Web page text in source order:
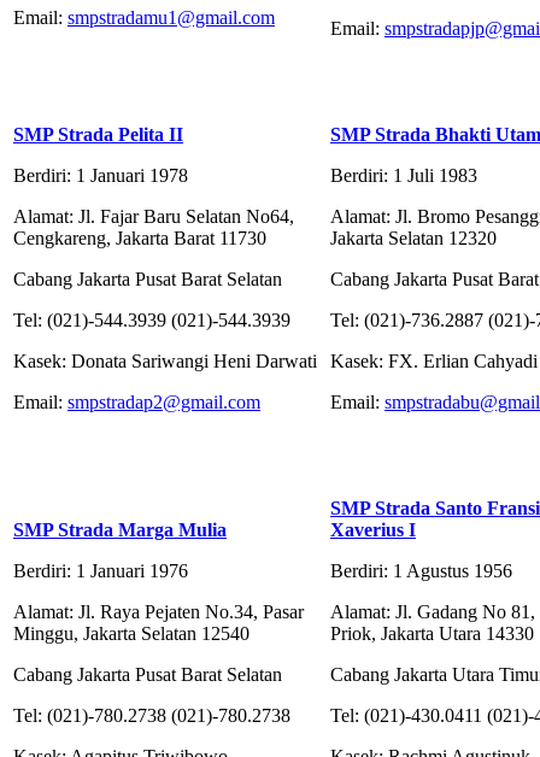
Email: smpstradamu1@gmail.com
Email:
SMP Strada Pelita II
Berdiri: 1 Januari 1978
Alamat: Jl. Fajar Baru Selatan No64,
Cengkareng, Jakarta Barat 11730
Cabang Jakarta Pusat Barat Selatan
Tel: (021)-544.3939 (021)-544.3939
Kasek: Donata Sariwangi Heni Darwati
Email: smpstradap2@gmail.com
SMP Strada Bhakti
Berdiri: 1 Juli 1983
Alamat: Jl. Bromo
Jakarta Selatan 12320
Cabang Jakarta Pusat
Tel: (021)-736.2887 (021)-
Kasek: FX. Erlian Cahyadi
Email:
SMP Strada Marga Mulia
Berdiri: 1 Januari 1976
Alamat: Jl. Raya Pejaten No.34, Pasar
Minggu, Jakarta Selatan 12540
Cabang Jakarta Pusat Barat Selatan
Tel: (021)-780.2738 (021)-780.2738
SMP Strada Santo
Xaverius I
Berdiri: 1 Agustus 1956
Alamat: Jl. Gadang No 81,
Priok, Jakarta Utara 14330
Cabang Jakarta Utara
Tel: (021)-430.0411 (021)-